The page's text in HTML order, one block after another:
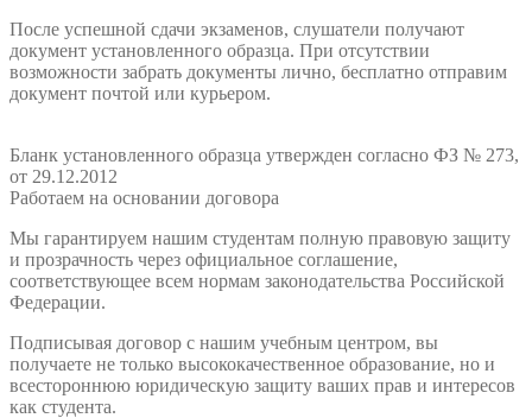
После успешной сдачи экзаменов, слушатели получают
документ установленного образца. При отсутствии
возможности забрать документы лично, бесплатно отправим
документ почтой или курьером.
Бланк установленного образца утвержден согласно ФЗ № 273,
от 29.12.2012
Работаем на основании договора
Мы гарантируем нашим студентам полную правовую защиту
и прозрачность через официальное соглашение,
соответствующее всем нормам законодательства Российской
Федерации.
Подписывая договор с нашим учебным центром, вы
получаете не только высококачественное образование, но и
всестороннюю юридическую защиту ваших прав и интересов
как студента.